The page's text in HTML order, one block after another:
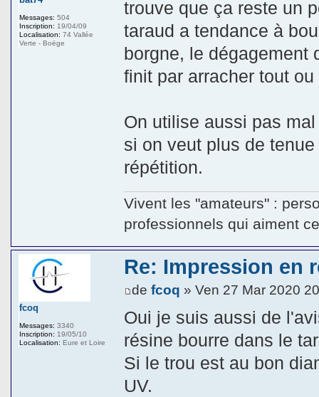
trouve que ça reste un
taraud a tendance à
borgne, le dégagement
finit par arracher tout
On utilise aussi pas
si on veut plus de
répétition.
Vivent les "amateurs" :
professionnels qui aiment
Messages: 504
Inscription: 19/04/09
Localisation: 74 Vallée
Verte - Boëge
Re: Impression en
defcoq » Ven 27 Mar 2020
Oui je suis aussi de
résine bourre dans le
Si le trou est au bon
UV.
fcoq
Messages: 3340
Inscription: 19/05/10
Localisation: Eure et Loire